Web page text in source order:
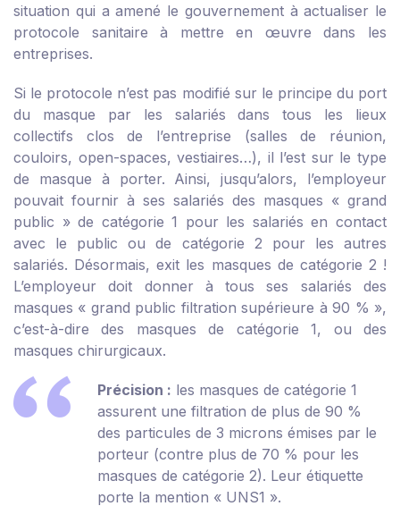
situation qui a amené le gouvernement à actualiser le
protocole sanitaire à mettre en œuvre dans les
entreprises.
Si le protocole n’est pas modifié sur le principe du port
du masque par les salariés dans tous les lieux
collectifs clos de l’entreprise (salles de réunion,
couloirs, open-spaces, vestiaires…), il l’est sur le type
de masque à porter. Ainsi, jusqu’alors, l’employeur
pouvait fournir à ses salariés des masques « grand
public » de catégorie 1 pour les salariés en contact
avec le public ou de catégorie 2 pour les autres
salariés. Désormais, exit les masques de catégorie 2 !
L’employeur doit donner à tous ses salariés des
masques « grand public filtration supérieure à 90 % »,
c’est-à-dire des masques de catégorie 1, ou des
masques chirurgicaux.
Précision : les masques de catégorie 1
assurent une filtration de plus de 90 %
des particules de 3 microns émises par le
porteur (contre plus de 70 % pour les
masques de catégorie 2). Leur étiquette
porte la mention « UNS1 ».